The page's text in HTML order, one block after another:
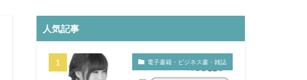
人気記事
電子書籍・ビジネス書・雑誌
測量士補
電気工事施工管理士
財務